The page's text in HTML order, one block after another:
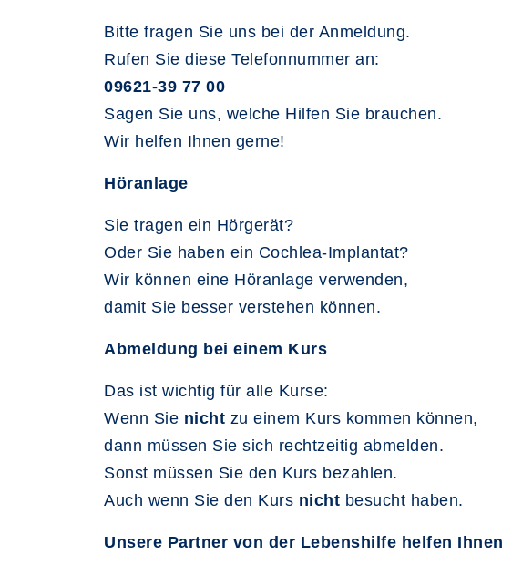
Bitte fragen Sie uns bei der Anmeldung.
Rufen Sie diese Telefonnummer an:
09621-39 77 00
Sagen Sie uns, welche Hilfen Sie brauchen.
Wir helfen Ihnen gerne!
Höranlage
Sie tragen ein Hörgerät?
Oder Sie haben ein Cochlea-Implantat?
Wir können eine Höranlage verwenden,
damit Sie besser verstehen können.
Abmeldung bei einem Kurs
Das ist wichtig für alle Kurse:
Wenn Sie nicht zu einem Kurs kommen können,
dann müssen Sie sich rechtzeitig abmelden.
Sonst müssen Sie den Kurs bezahlen.
Auch wenn Sie den Kurs nicht besucht haben.
Unsere Partner von der Lebenshilfe helfen Ihnen